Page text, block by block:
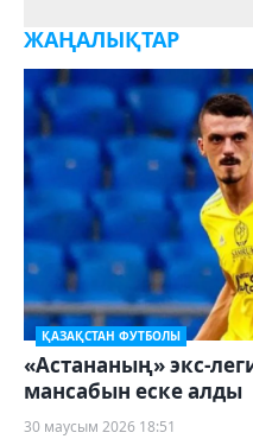
ЖАҢАЛЫҚТАР
ҚАЗАҚСТАН ФУТБОЛЫ
«Астананың» экс-
мансабын еске алды
30 маусым 2026 18:51